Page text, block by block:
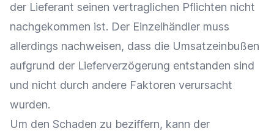
der Lieferant seinen vertraglichen Pflichten nicht
nachgekommen ist. Der Einzelhändler muss
allerdings nachweisen, dass die Umsatzeinbußen
aufgrund der Lieferverzögerung entstanden sind
und nicht durch andere Faktoren verursacht
wurden.
Um den Schaden zu beziffern, kann der